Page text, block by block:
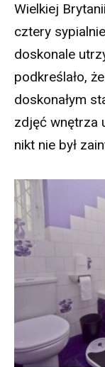
Wielkiej
cztery
doskonale
podkreślało,
doskonałym
zdjęć wnętrza
nikt nie był